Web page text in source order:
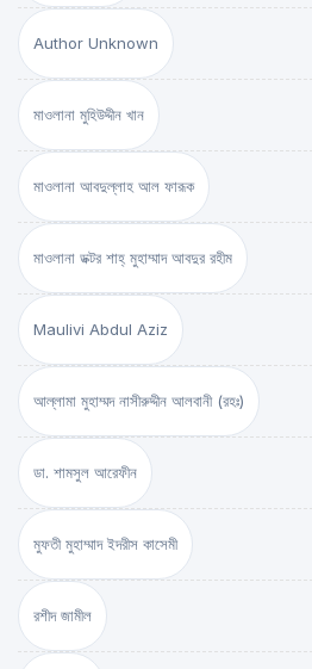
Author Unknown
মাওলানা মুহিউদ্দীন খান
মাওলানা আবদুল্লাহ আল ফারূক
মাওলানা ডক্টর শাহ্‌ মুহাম্মাদ আবদুর রহীম
Maulivi Abdul Aziz
আল্লামা মুহাম্মদ নাসীরুদ্দীন আলবানী (রহঃ)
ডা. শামসুল আরেফীন
মুফতী মুহাম্মাদ ইদরীস কাসেমী
রশীদ জামীল